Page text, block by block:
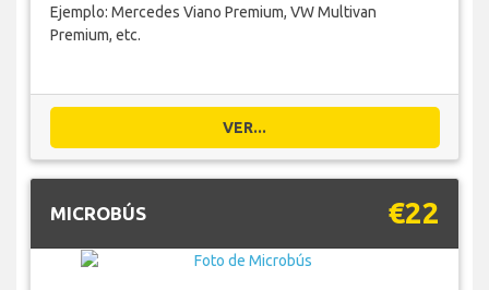
Ejemplo: Mercedes Viano Premium, VW Multivan
Premium, etc.
VER...
MICROBÚS €22